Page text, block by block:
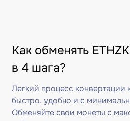
Как обменять
в 4 шага?
Легкий процесс конвертации
быстро, удобно и с
Обменяйте свои монеты с